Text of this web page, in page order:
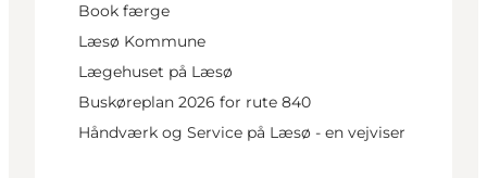
Book færge
Læsø Kommune
Lægehuset på Læsø
Buskøreplan 2026 for rute 840
Håndværk og Service på Læsø - en vejviser